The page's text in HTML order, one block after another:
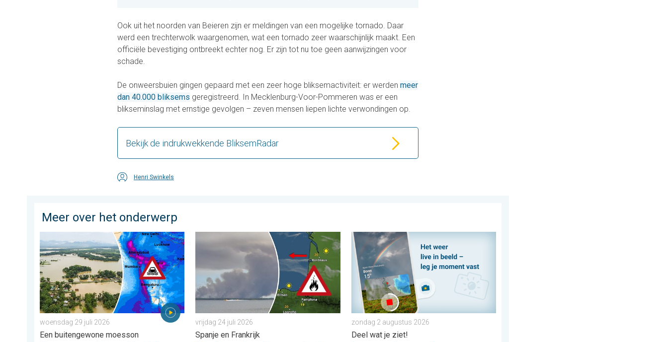
Ook uit het noorden van Beieren zijn er meldingen van een mogelijke tornado. Daar
werd een trechterwolk waargenomen, wat een tornado zeer waarschijnlijk maakt. Een
officiële bevestiging ontbreekt echter nog. Er zijn tot nu toe geen aanwijzingen voor
schade.
De onweersbuien gingen gepaard met een zeer hoge bliksemactiviteit: er werden meer
dan 40.000 bliksems geregistreerd. In Mecklenburg-Voor-Pommeren was er een
blikseminslag met ernstige gevolgen – zeven mensen liepen lichte verwondingen op.
Bekijk de indrukwekkende BliksemRadar
Henri Swinkels
Meer over het onderwerp
Overstromingen in delen van Azië. Een buitengewone moesson. . . woensdag 29 juli 2026
woensdag 29 juli 2026
Een buitengewone moesson
Bosbranden lopen uit de hand. Spanje en Frankrijk. . . vrijdag 24 juli 2026
vrijdag 24 juli 2026
Spanje en Frankrijk
Impressies maken, momenten delen. Deel wat je ziet!. . . zondag 2 augustus 2026
zondag 2 augustus 2026
Deel wat je ziet!